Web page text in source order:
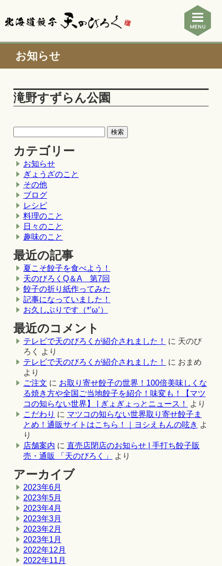
お知らせ
滝野すずらん公園
カテゴリー
お知らせ
ぎょうざのこと
その他
ブログ
レシピ
料理のこと
日々のこと
趣味のこと
最近の記事
夏こそ餃子を食べよう！
天のびろくQ＆A 第7回
餃子の折り紙作ってみた
記事になっていました！
お久しぶりです（*’ω’）
最近のコメント
テレビで天のびろくが紹介されました！ に 天のび
ろく
より
テレビで天のびろくが紹介されました！
に おまめ
より
ご注文 に お取り寄せ餃子の世界！100倍美味しくな
る焼き方や全国ご当地餃子を紹介！味変も！【マツ
コの知らない世界】 | ぎょぎょっとニュース！
より
こだわり に マツコの知らない世界取り寄せ餃子ま
とめ！通販サイトはこちら！｜ヨシえもんの呟き よ
り
店舗案内 に 直売店閉店のお知らせ | 手打ち餃子販
売・通販 「天のびろく」
より
アーカイブ
2023年6月
2023年5月
2023年4月
2023年3月
2023年2月
2023年1月
2022年12月
2022年11月